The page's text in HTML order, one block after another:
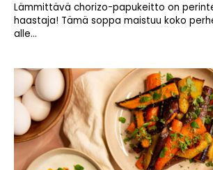
Lämmittävä chorizo-papukeitto on
haastaja! Tämä soppa maistuu koko
alle...